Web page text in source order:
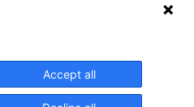
Accept all